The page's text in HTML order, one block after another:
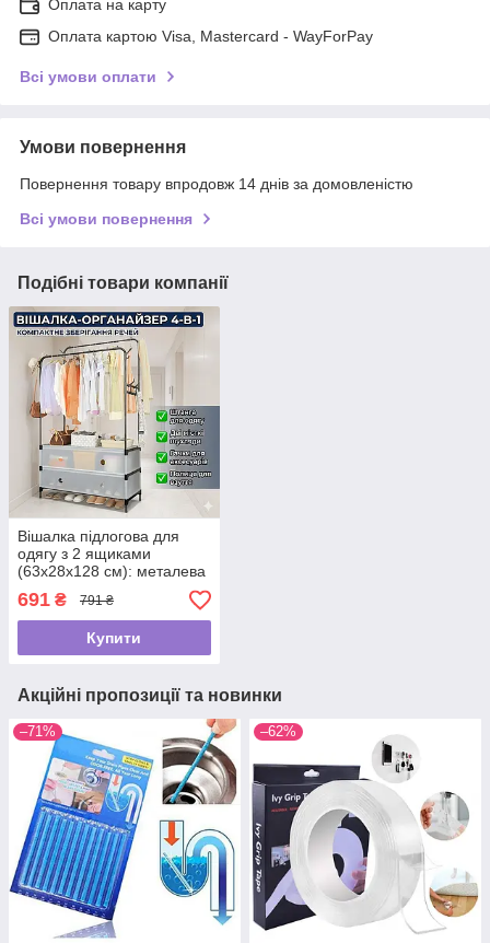
Оплата на карту
Оплата картою Visa, Mastercard - WayForPay
Всі умови оплати
Умови повернення
Повернення товару впродовж 14 днів за домовленістю
Всі умови повернення
Подібні товари компанії
Вішалка підлогова для
одягу з 2 ящиками
(63х28х128 см): металева
стійка-гардероб із бічними
гачками, Чорна
691 ₴ 791 ₴
Купити
Акційні пропозиції та новинки
–71% –62%